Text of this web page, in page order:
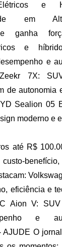
e
em
ganha
e
e
Zeekr 7X:
de autonomia
Sealion 05
moderno e
até R$
eficiência e
Aion V:
e
AJUDE O